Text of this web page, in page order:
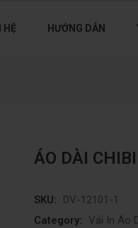
HỆ HƯỚNG DẪN
ÁO DÀI
SKU:
DV-12101-1
Category:
Vải In Áo